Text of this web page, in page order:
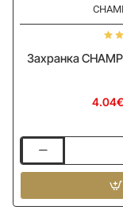
Захранка
CHAMPION
Feeder